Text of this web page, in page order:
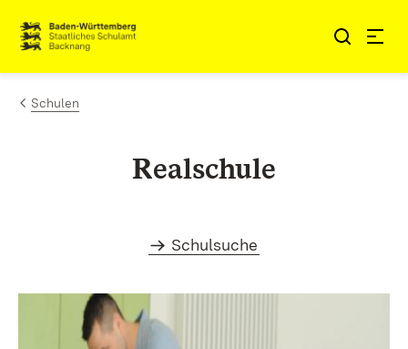
Zum Inhalt springen
Link zur Startseite
Schulen
Realschule
Schulsuche